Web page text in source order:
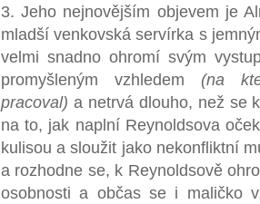
3. Jeho nejnovějším objevem je
mladší venkovská servírka s
velmi snadno ohromí svým
promyšleným vzhledem (na
pracoval) a netrvá dlouho, než se
na to, jak naplní Reynoldsova
kulisou a sloužit jako nekonfliktní
a rozhodne se, k Reynoldsově
osobnosti a občas se i maličko